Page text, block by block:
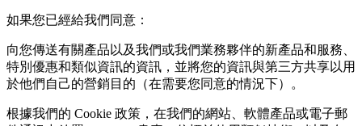
如果您已經給我們同意：
向您傳送有關產品以及我們或我們業務夥伴的新產品和服務、
特別優惠和類似資訊的資訊，並將您的資訊與第三方共享以用
於他們自己的營銷目的（在需要您同意的情況下）。
根據我們的 Cookie 政策，在我們的網站、軟體產品或電子郵